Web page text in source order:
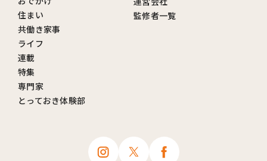
住まい
共働き家事
ライフ
連載
特集
専門家
とっておき体験部
監修者一覧